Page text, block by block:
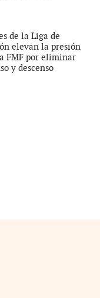
de la Liga de
elevan la presión
FMF por eliminar
y descenso